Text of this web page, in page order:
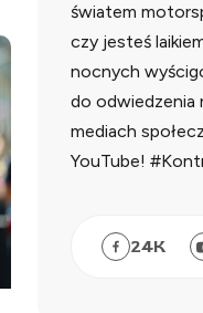
światem
czy jesteś
nocnych
do odwiedzenia
mediach
YouTube!
24K